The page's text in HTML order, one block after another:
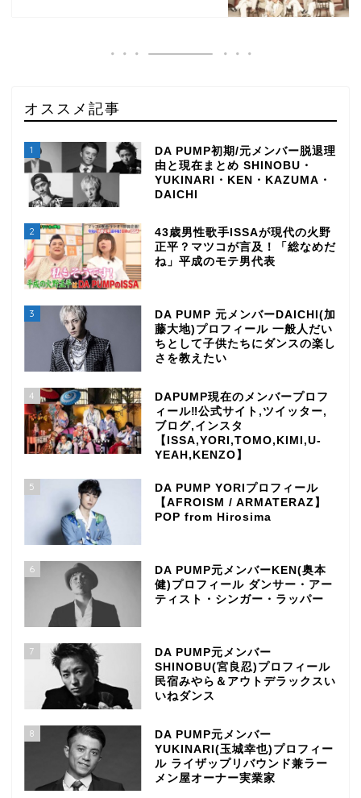
オススメ記事
1
DA PUMP初期/元メンバー脱退理
由と現在まとめ SHINOBU・
YUKINARI・KEN・KAZUMA・
DAICHI
2
43歳男性歌手ISSAが現代の火野
正平？マツコが言及！「総なめだ
ね」平成のモテ男代表
3
DA PUMP 元メンバーDAICHI(加
藤大地)プロフィール 一般人だい
ちとして子供たちにダンスの楽し
さを教えたい
4
DAPUMP現在のメンバープロフ
ィール‼公式サイト,ツイッター,
ブログ,インスタ
【ISSA,YORI,TOMO,KIMI,U-
YEAH,KENZO】
5
DA PUMP YORIプロフィール
【AFROISM / ARMATERAZ】
POP from Hirosima
6
DA PUMP元メンバーKEN(奥本
健)プロフィール ダンサー・アー
ティスト・シンガー・ラッパー
7
DA PUMP元メンバー
SHINOBU(宮良忍)プロフィール
民宿みやら＆アウトデラックスい
いねダンス
8
DA PUMP元メンバー
YUKINARI(玉城幸也)プロフィー
ル ライザップリバウンド兼ラー
メン屋オーナー実業家